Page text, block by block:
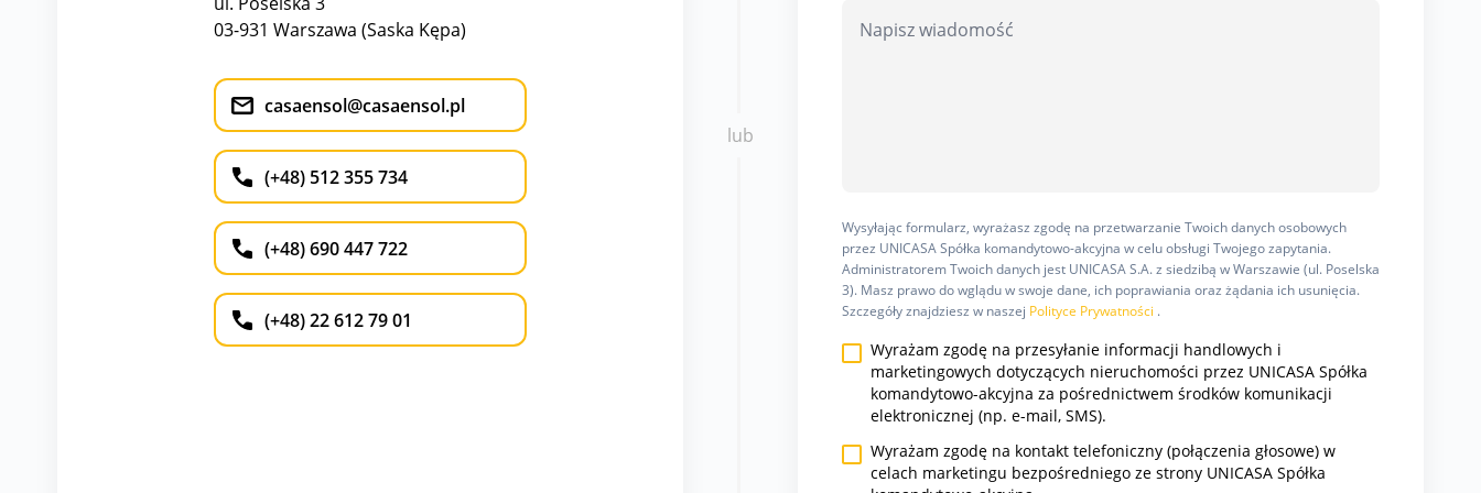
03-931 Warszawa (Saska Kępa)
casaensol@casaensol.pl
(+48) 512 355 734
(+48) 690 447 722
(+48) 22 612 79 01
lub
Wysyłając formularz, wyrażasz zgodę na przetwarzanie Twoich danych osobowych
przez UNICASA Spółka komandytowo-akcyjna w celu obsługi Twojego zapytania.
Administratorem Twoich danych jest UNICASA S.A. z siedzibą w Warszawie (ul. Poselska
3). Masz prawo do wglądu w swoje dane, ich poprawiania oraz żądania ich usunięcia.
Szczegóły znajdziesz w naszej Polityce Prywatności .
Wyrażam zgodę na przesyłanie informacji handlowych i
marketingowych dotyczących nieruchomości przez UNICASA Spółka
komandytowo-akcyjna za pośrednictwem środków komunikacji
elektronicznej (np. e-mail, SMS).
Wyrażam zgodę na kontakt telefoniczny (połączenia głosowe) w
celach marketingu bezpośredniego ze strony UNICASA Spółka